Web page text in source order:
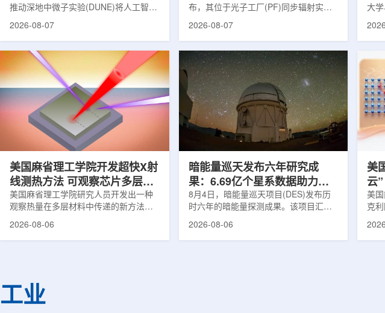
推动深地中微子实验(DUNE)将人工智能
互作用识别、事件分类和探测器管理能
力。DUNE位于长基线中微子设施，目
前已开始安装大型中微子探测器模块的
结构元件。该实验由近探测器和远探测
器组成：近探测器位于费米实验室，远
探测器设在南达科他州桑福德地下研究
设施地下约1英里处。两个探测器都将采
用液氩时间投影室技术，用于记录中微
2026-08-07
布，其位于光子工厂(PF)同步辐射实验
射线与软X射线两束光束的同步利用。据
介绍，BL-11A和BL-11B由同步辐射学术
基础设施网络合作建设。该网络由大学
联合使用机构及联合使用、联合研究中
心的同步辐射装置组成，定位为科研和
教育基础设施。新光束线的主要特点在
于，可在同一实验条件下同时使用硬X射
线和软X射线，完成过去需要分别开展的
2026-08-07
大
台
束
一
了
质
索
射设
美国麻省理工学院开发超快X射
线测热方法 可观察芯片多层结
构热传递
美国麻省理工学院研究人员开发出一种
观察热量在多层材料中传递的新方法，
可用于精确测量计算机芯片等电子器件
多层结构时存在局限，例如常用的时域
热反射法难以区分不同材料层中的热传
2026-08-06
暗能量巡天发布六年研究成
果：6.69亿个星系数据助力约
束宇宙加速膨胀
8月4日，暗能量巡天项目(DES)发布历
时六年的暗能量探测成果。该项目汇总
形成18篇相关论文，基于2013年至2019
2026-08-06
美
云
响
美
克
西
工业